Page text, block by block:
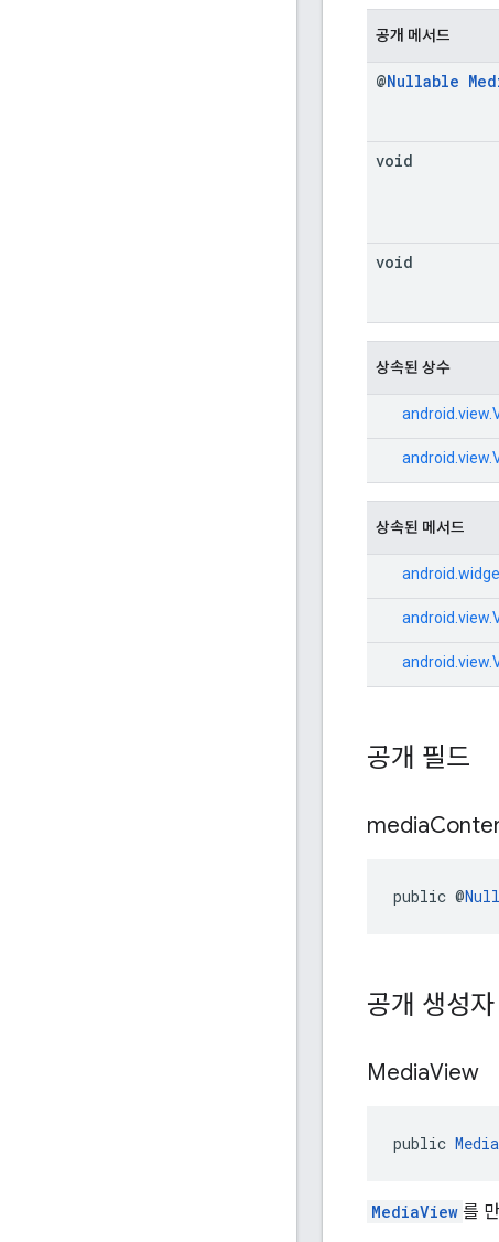
공개 메서드
@Nullable
void
void
상속된 상수
상속된 메서드
공개 필드
media
public @
공개 생성자
MediaView
public
MediaView 를